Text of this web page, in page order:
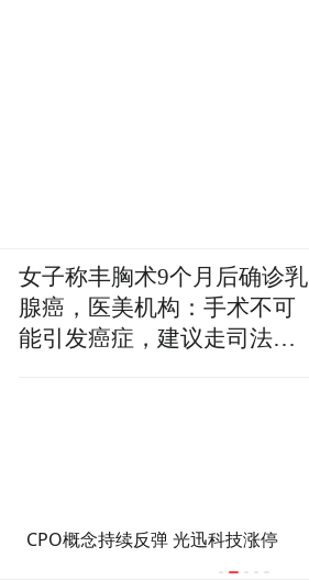
CPO概念持续反弹 光迅科技涨停
女子称丰胸术9个月后确诊乳
腺癌，医美机构：手术不可
能引发癌症，建议走司法途